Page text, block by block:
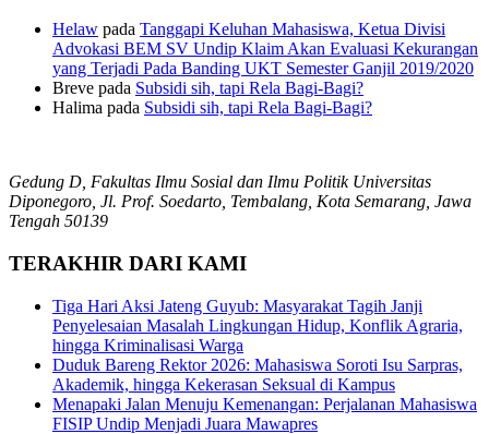
Helaw pada Tanggapi Keluhan Mahasiswa, Ketua Divisi
Advokasi BEM SV Undip Klaim Akan Evaluasi Kekurangan
yang Terjadi Pada Banding UKT Semester Ganjil 2019/2020
Breve pada Subsidi sih, tapi Rela Bagi-Bagi?
Halima pada Subsidi sih, tapi Rela Bagi-Bagi?
Gedung D, Fakultas Ilmu Sosial dan Ilmu Politik Universitas
Diponegoro, Jl. Prof. Soedarto, Tembalang, Kota Semarang, Jawa
Tengah 50139
TERAKHIR DARI KAMI
Tiga Hari Aksi Jateng Guyub: Masyarakat Tagih Janji
Penyelesaian Masalah Lingkungan Hidup, Konflik Agraria,
hingga Kriminalisasi Warga
Duduk Bareng Rektor 2026: Mahasiswa Soroti Isu Sarpras,
Akademik, hingga Kekerasan Seksual di Kampus
Menapaki Jalan Menuju Kemenangan: Perjalanan Mahasiswa
FISIP Undip Menjadi Juara Mawapres